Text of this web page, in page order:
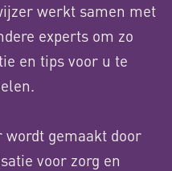
werkt samen met
experts om zo
en tips voor u te
gemaakt door
voor zorg en